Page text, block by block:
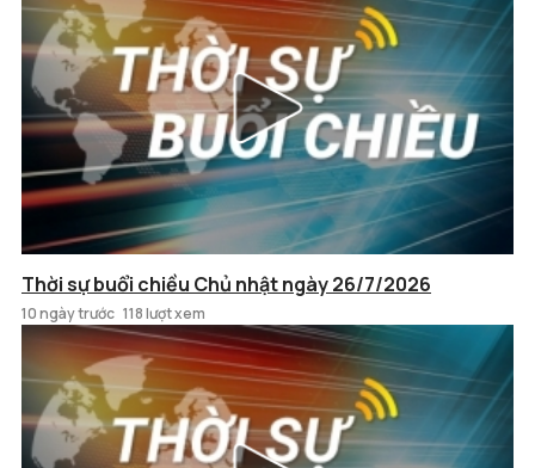
Thời sự buổi chiều Chủ nhật ngày 26/7/2026
10 ngày trước 118 lượt xem